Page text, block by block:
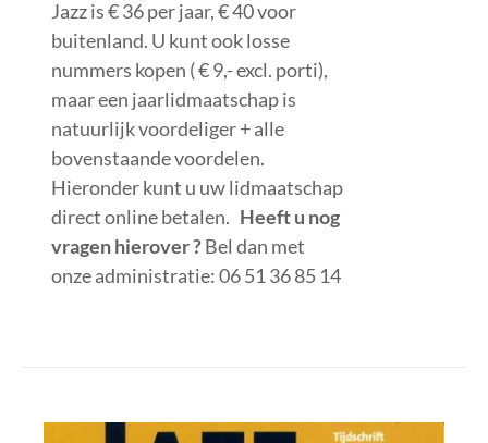
Jazz is € 36 per jaar, € 40 voor
buitenland. U kunt ook losse
nummers kopen ( € 9,- excl. porti),
maar een jaarlidmaatschap is
natuurlijk voordeliger + alle
bovenstaande voordelen.
Hieronder kunt u uw lidmaatschap
direct online betalen. Heeft u nog
vragen hierover ?Bel dan met
onze administratie: 06 51 36 85 14